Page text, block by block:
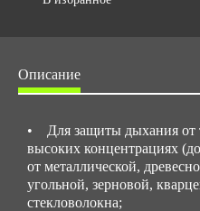
Описание
• Для защиты дыхания от
высоких концентрациях
от металлической,
угольной, зерновой,
стекловолокна;